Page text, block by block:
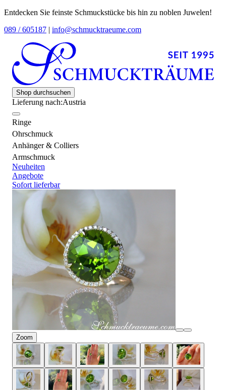
Entdecken Sie feinste Schmuckstücke bis hin zu noblen Juwelen!
089 / 605187 | info@schmucktraeume.com
Shop durchsuchen
Lieferung nach:Austria
Ringe
Ohrschmuck
Anhänger & Colliers
Armschmuck
Neuheiten
Angebote
Sofort lieferbar
Zoom